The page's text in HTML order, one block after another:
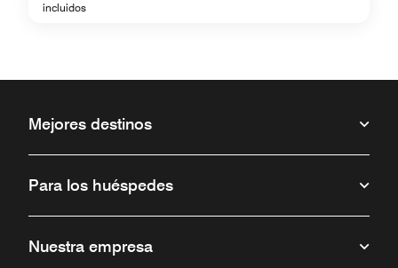
incluidos
Mejores destinos
Para los huéspedes
Nuestra empresa